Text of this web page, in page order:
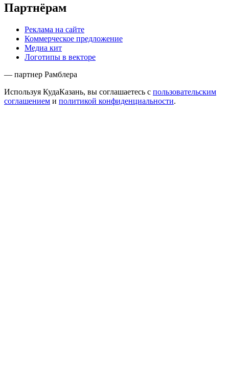
Партнёрам
Реклама на сайте
Коммерческое предложение
Медиа кит
Логотипы в векторе
— партнер Рамблера
Используя КудаКазань, вы соглашаетесь с пользовательским
соглашением и политикой конфиденциальности.